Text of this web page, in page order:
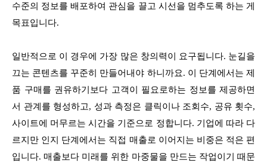
수준의 정보를 배포하여 관심을 끌고 시선을 멈추도록 하는 게
목표입니다.
일반적으로 이 경우에 가장 많은 창의력이 요구됩니다. 눈길을
끄는 콘텐츠를 꾸준히 만들어내야 하니까요. 이 단계에서는 제
품 구매를 권유하기보다 고객이 필요로하는 정보를 제공하면
서 관계를 형성하고, 성과 측정은 클릭이나 조회수, 공유 횟수,
사이트에 머무르는 시간을 기준으로 정합니다. 기업에 따라 다
르지만 인지 단계에서는 직접 매출로 이어지는 비중은 적은 편
입니다. 매출보다 미래를 위한 마중물을 만드는 작업이기 때문